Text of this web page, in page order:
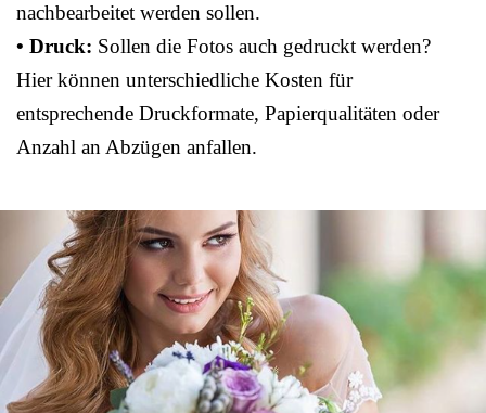
nachbearbeitet werden sollen.
• Druck: Sollen die Fotos auch gedruckt werden?
Hier können unterschiedliche Kosten für
entsprechende Druckformate, Papierqualitäten oder
Anzahl an Abzügen anfallen.